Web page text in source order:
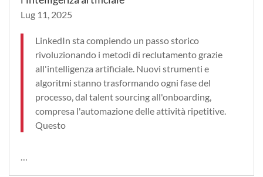
Lug 11, 2025
LinkedIn sta compiendo un passo storico
rivoluzionando i metodi di reclutamento grazie
all'intelligenza artificiale. Nuovi strumenti e
algoritmi stanno trasformando ogni fase del
processo, dal talent sourcing all'onboarding,
compresa l'automazione delle attività ripetitive.
Questo
…